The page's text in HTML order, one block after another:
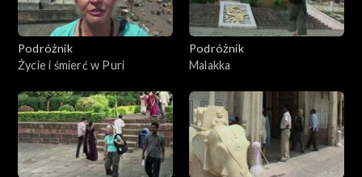
Podróżnik
Życie i śmierć w Puri
Podróżnik
Malakka